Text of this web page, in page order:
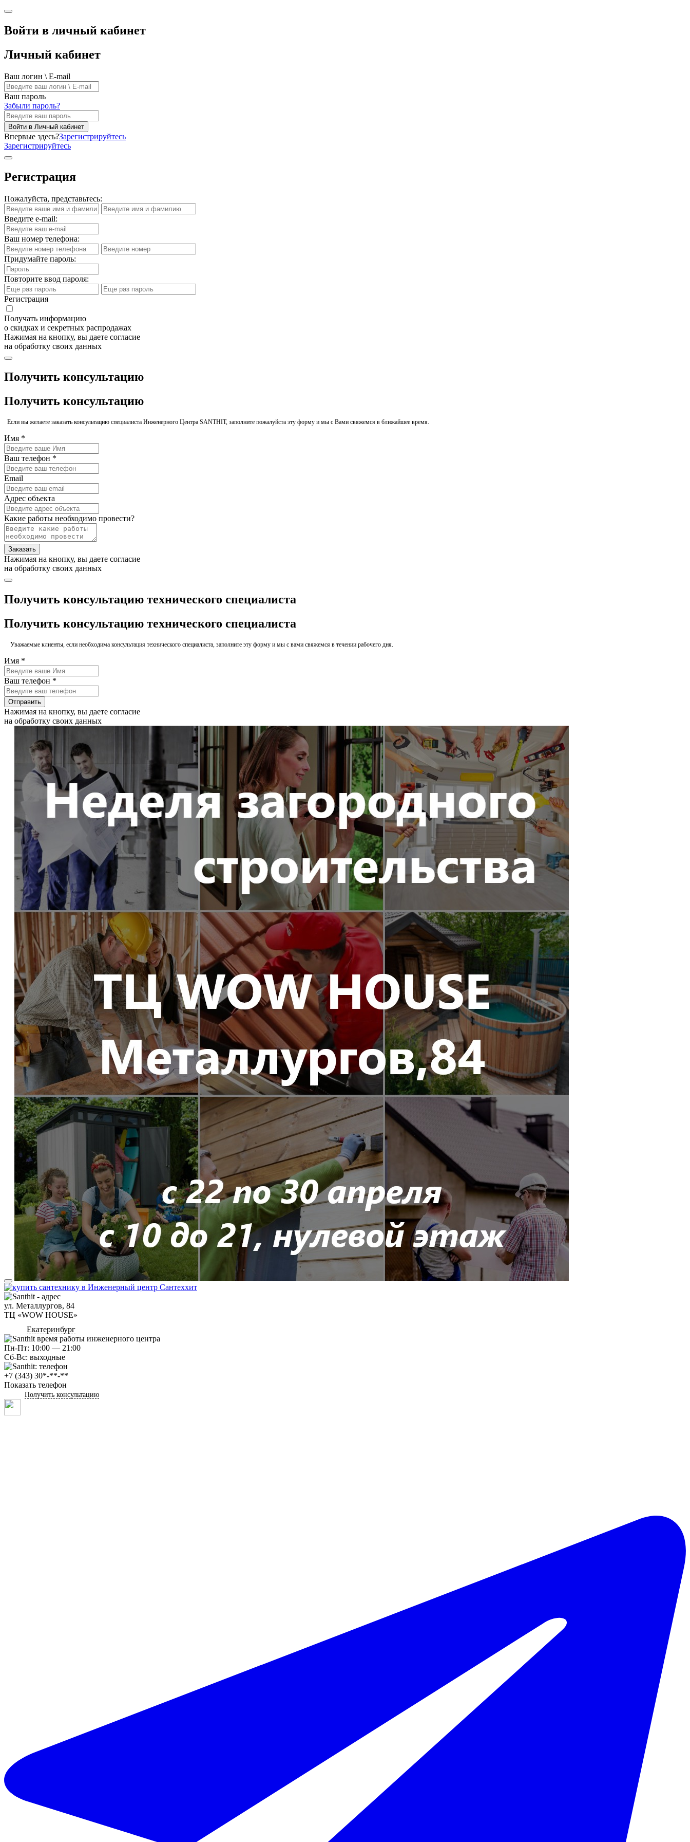
Войти в личный кабинет
Личный кабинет
Ваш логин \ E-mail
Ваш пароль
Забыли пароль?
Войти в Личный кабинет
Впервые здесь?Зарегистрируйтесь
Зарегистрируйтесь
Регистрация
Пожалуйста, представьтесь:
Введите e-mail:
Ваш номер телефона:
Придумайте пароль:
Повторите ввод пароля:
Регистрация
Получать информацию
о скидках и секретных распродажах
Нажимая на кнопку, вы даете согласие
на обработку своих данных
Получить консультацию
Получить консультацию
Если вы желаете заказать консультацию специалиста Инженерного Центра SANTHIT, заполните пожалуйста эту форму и мы с Вами свяжемся в ближайшее время.
Имя *
Ваш телефон *
Email
Адрес объекта
Какие работы необходимо провести?
Заказать
Нажимая на кнопку, вы даете согласие
на обработку своих данных
Получить консультацию технического специалиста
Получить консультацию технического специалиста
Уважаемые клиенты, если необходима консультация технического специалиста, заполните эту форму и мы с вами свяжемся в течении рабочего дня.
Имя *
Ваш телефон *
Отправить
Нажимая на кнопку, вы даете согласие
на обработку своих данных
ул. Металлургов, 84
ТЦ «WOW HOUSE»
Екатеринбург
Пн-Пт: 10:00 — 21:00
Сб-Вс: выходные
+7 (343) 30*-**-**
Показать телефон
Получить консультацию